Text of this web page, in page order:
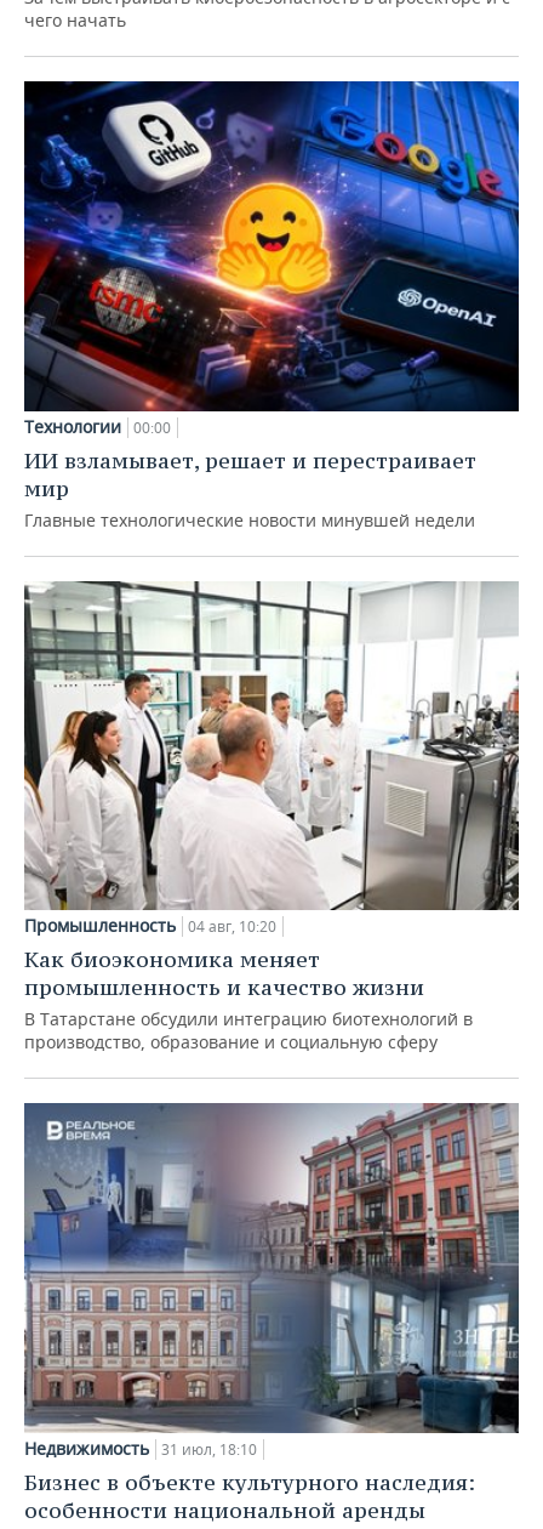
чего начать
Технологии 00:00
ИИ взламывает, решает и перестраивает
мир
Главные технологические новости минувшей недели
Промышленность 04 авг, 10:20
Как биоэкономика меняет
промышленность и качество жизни
В Татарстане обсудили интеграцию биотехнологий в
производство, образование и социальную сферу
Недвижимость 31 июл, 18:10
Бизнес в объекте культурного наследия:
особенности национальной аренды